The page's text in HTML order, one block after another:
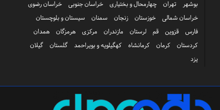
بوشهر
تهران چهارمحال و بختیاری خراسان جنوبی
خراسان رضوی
خراسان شمالی
خوزستان زنجان سمنان
سیستان و بلوچستان
فارس
قزوین قم لرستان مازندران مرکزی هرمزگان
همدان
کردستان
کرمان کرمانشاه کهگیلویه و بویراحمد گلستان
گیلان
یزد